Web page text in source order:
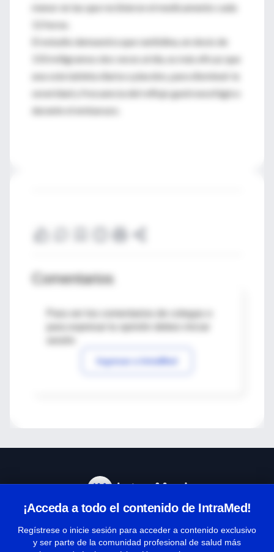
menor en las que recibieron el medicamento cada
12 horas.
El estudio demuestra que ranitidina, en dosis de
150 miligramos dos veces al día, es más eficaz que
una sola tableta diaria o placebo, para disminuir la
severidad y frecuencia del reflujo gastroesofágico
durante el embarazo.
Comentarios
Para ver los comentarios de colegas o
Ingresar a IntraMed
¡Acceda a todo el contenido de IntraMed!
Regístrese o inicie sesión para acceder a contenido exclusivo
y ser parte de la comunidad profesional de salud más